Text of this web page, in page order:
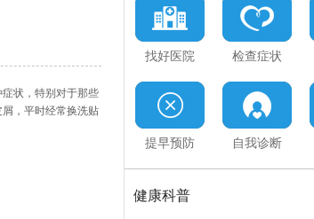
状，特别对于那些
，平时经常换洗贴
找好医院 检查症状
提早预防 自我诊断
健康科普